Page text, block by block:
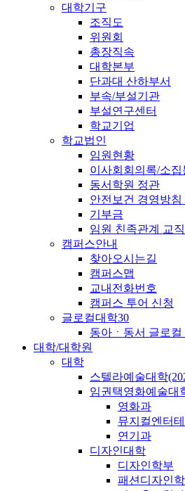
대학기구
조직도
위원회
총장직속
대학본부
단과대 산하부서
부속/부설기관
부설연구센터
학교기업
학교법인
임원현황
이사회회의록/소집
동서학원 정관
안전보건 경영방침
기부금
임원 친족관계 교
캠퍼스안내
찾아오시는길
캠퍼스맵
교내전화번호
캠퍼스 투어 신청
글로컬대학30
동아ㆍ동서 글로
대학/대학원
대학
스텔라예술대학
임권택영화예술대
영화과
뮤지컬엔터
연기과
디자인대학
디자인학부
패션디자인